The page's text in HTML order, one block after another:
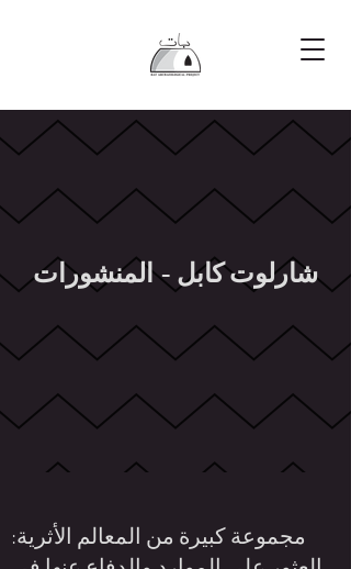
شارلوت كابل - المنشورات
مجموعة كبيرة من المعالم الأثرية: